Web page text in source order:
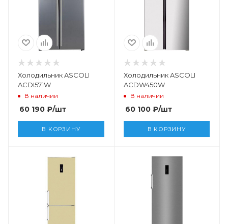
Холодильник ASCOLI
ACDI571W
В наличии
60 190 ₽/шт
В КОРЗИНУ
Холодильник ASCOLI
ACDW450W
В наличии
60 100₽/шт
В КОРЗИНУ